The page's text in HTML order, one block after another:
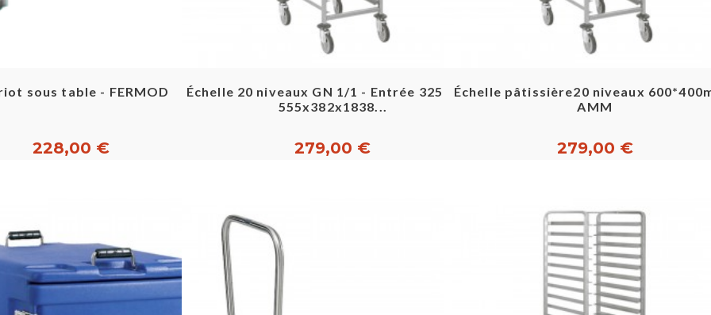
sous table - FERMOD
228,00 €
Échelle 20 niveaux GN 1/1 - Entrée 325 mm -
555x382x1838...
279,00 €
Échelle pâtissière20 niveaux
AMM
279,00 €